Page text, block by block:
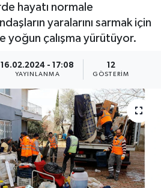
hayatı normale
yaralarını sarmak için
yoğun çalışma yürütüyor.
16.02.2024 - 17:08
YAYINLANMA
12
GÖSTERIM